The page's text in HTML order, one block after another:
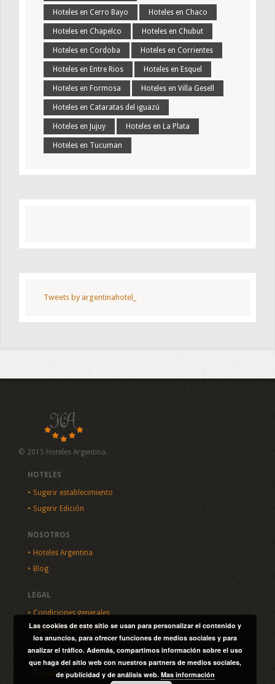
Hoteles en Cerro Bayo Hoteles en Chaco
Hoteles en Chapelco Hoteles en Chubut
Hoteles en Cordoba Hoteles en Corrientes
Hoteles en Entre Rios Hoteles en Esquel
Hoteles en Formosa Hoteles en Villa Gesell
Hoteles en Cataratas del iguazú
Hoteles en Jujuy Hoteles en La Plata
Hoteles en Tucuman
Tweets by argentinahotel_
© 2015 Hoteles Argentina.
HOTELES
Sugerir establecimiento
Sugerir Edición
NOSOTROS
Hoteles Argentina
Blog
LEGAL
Condiciones generales
Política de privacidad
SITIO
Consultas
Las cookies de este sitio se usan para personalizar el contenido y
los anuncios, para ofrecer funciones de medios sociales y para
analizar el tráfico. Además, compartimos información sobre el uso
que haga del sitio web con nuestros partners de medios sociales,
de publicidad y de análisis web. Mas información